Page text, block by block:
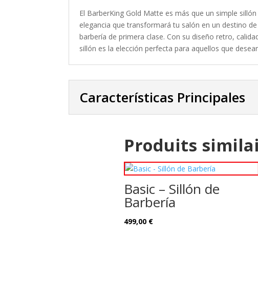
El BarberKing Gold Matte es más que un simple
elegancia que transformará tu salón en un destino
barbería de primera clase. Con su diseño retro,
sillón es la elección perfecta para aquellos que
Características Principales
Produits
Basic – Sillón de
Barbería
499,00 €